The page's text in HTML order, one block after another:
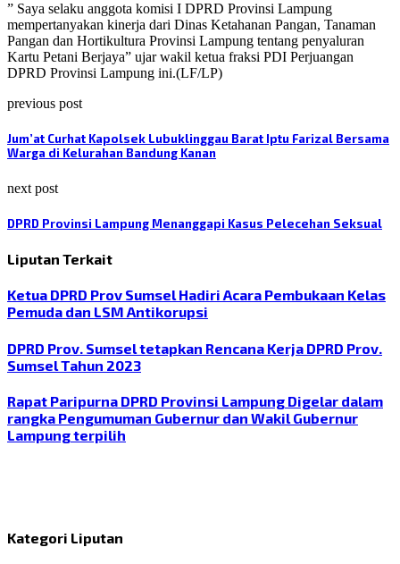
” Saya selaku anggota komisi I DPRD Provinsi Lampung
mempertanyakan kinerja dari Dinas Ketahanan Pangan, Tanaman
Pangan dan Hortikultura Provinsi Lampung tentang penyaluran
Kartu Petani Berjaya” ujar wakil ketua fraksi PDI Perjuangan
DPRD Provinsi Lampung ini.(LF/LP)
previous post
Jum’at Curhat Kapolsek Lubuklinggau Barat Iptu Farizal Bersama
Warga di Kelurahan Bandung Kanan
next post
DPRD Provinsi Lampung Menanggapi Kasus Pelecehan Seksual
Liputan Terkait
Ketua DPRD Prov Sumsel Hadiri Acara Pembukaan Kelas
Pemuda dan LSM Antikorupsi
DPRD Prov. Sumsel tetapkan Rencana Kerja DPRD Prov.
Sumsel Tahun 2023
Rapat Paripurna DPRD Provinsi Lampung Digelar dalam
rangka Pengumuman Gubernur dan Wakil Gubernur
Lampung terpilih
Kategori Liputan